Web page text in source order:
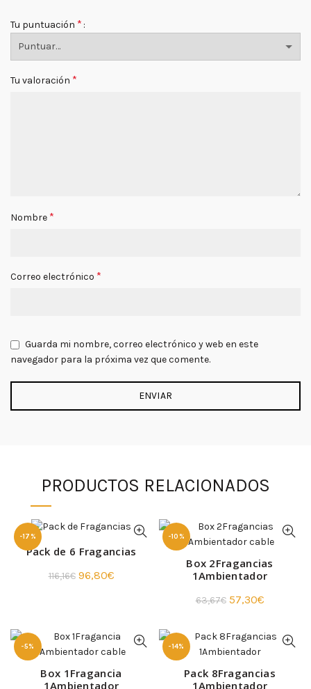
Tu puntuación *
Tu valoración *
Nombre *
Correo electrónico *
Guarda mi nombre, correo electrónico y web en este
navegador para la próxima vez que comente.
PRODUCTOS RELACIONADOS
-17%
Pack de 6 Fragancias
116,16€ El
116,16€.
96,80€El
96,80€.
-10%
Box 2Fragancias
1Ambientador
63,67€ El
original
era:
63,67€.
57,30€El
actual
-5%
Box 1Fragancia
1Ambientador
-14%
Pack 8Fragancias
1Ambientador